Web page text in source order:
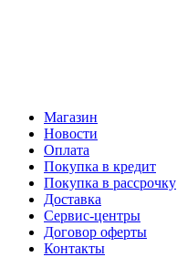
Магазин
Новости
Оплата
Покупка в кредит
Покупка в рассрочку
Доставка
Сервис-центры
Договор оферты
Контакты